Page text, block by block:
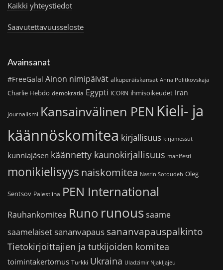
Kaikki yhteystiedot
Saavutettavuusseloste
Avainsanat
#FreeGalal Ainon nimipäivät alkuperäiskansat Anna Politkovskaja
Charlie Hebdo demokratia Egypti ICORN ihmisoikeudet Iran
journalismi Kansainvälinen PEN Kieli- ja
käännöskomitea kirjallisuus kirjamessut
kunniajäsen käännetty kaunokirjallisuus manifesti
monikielisyys naiskomitea Nasrin Sotoudeh Oleg
Sentsov Palestiina PEN International
Rauhankomitea Runo runoussaame
saamelaiset sananvapaus sananvapauspalkinto
Tietokirjoittajien ja tutkijoiden komitea
toimintakertomus Turkki Ukraina Uladzimir Njakljajeu